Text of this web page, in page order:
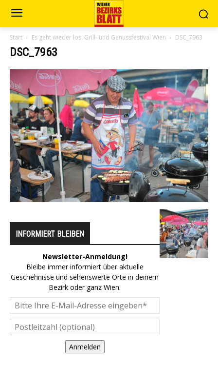
Start Es geht wieder los: Grill- und Genussfestival Wien DSC_7963
DSC_7963
INFORMIERT BLEIBEN
Newsletter-Anmeldung!
Bleibe immer informiert über aktuelle
Geschehnisse und sehenswerte Orte in deinem
Bezirk oder ganz Wien.
Anmelden